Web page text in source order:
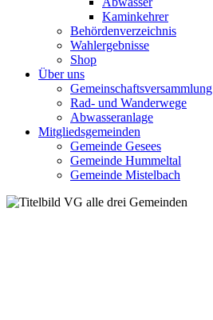
Kaminkehrer
Behördenverzeichnis
Wahlergebnisse
Shop
Über uns
Gemeinschaftsversammlung
Rad- und Wanderwege
Abwasseranlage
Mitgliedsgemeinden
Gemeinde Gesees
Gemeinde Hummeltal
Gemeinde Mistelbach